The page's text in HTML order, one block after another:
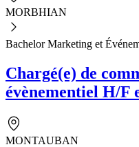
MORBHIAN
Bachelor Marketing et
Chargé(e) de
évènementiel H/F
MONTAUBAN